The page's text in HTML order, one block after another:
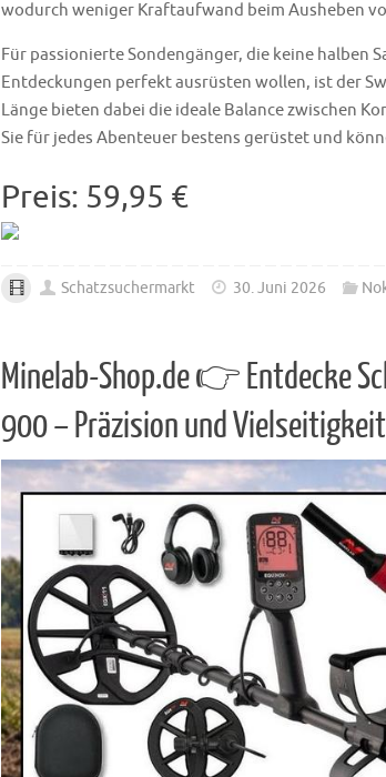
wodurch weniger Kraftaufwand beim Ausheben
Für passionierte Sondengänger, die keine halben
Entdeckungen perfekt ausrüsten wollen, ist der
Länge bieten dabei die ideale Balance zwischen
Sie für jedes Abenteuer bestens gerüstet und
Preis: 59,95 €
Schatzsuchermarkt 30. Juni 2026
Minelab-Shop.de 👉 Entdecke
900 – Präzision und